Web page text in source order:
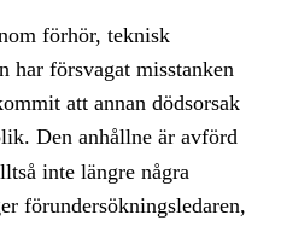
förhör, teknisk
har försvagat misstanken
att annan dödsorsak
Den anhållne är avförd
inte längre några
förundersökningsledaren,